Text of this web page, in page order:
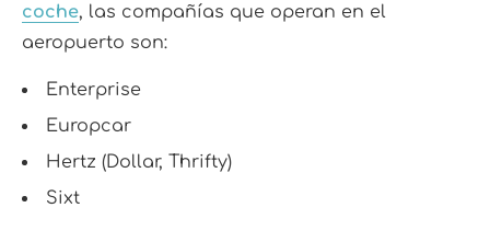
coche, las compañías que operan en el
aeropuerto son:
Enterprise
Europcar
Hertz (Dollar, Thrifty)
Sixt